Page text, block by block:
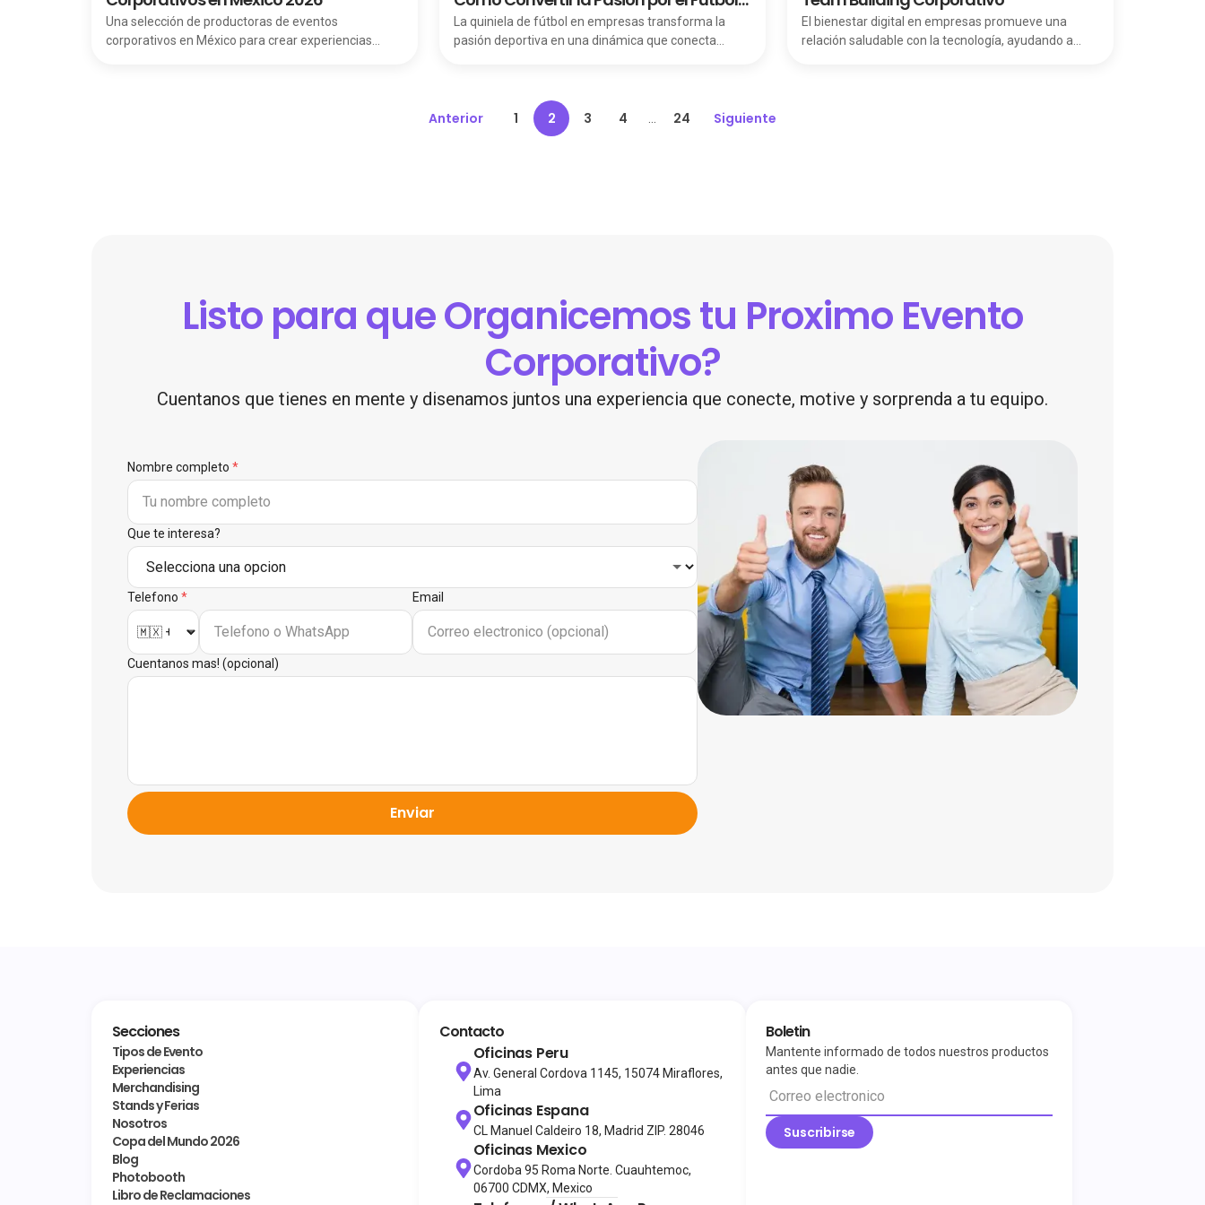
descripción detallada de sus servicios, fortalezas y lo
que las diferencia en el mercado peruano.
proveedor adecuado para tu empresa, en esta guía
reunimos a las mejores empresas de merchandising
corporativo en Lima con una descripción detallada
Una selección de productoras de eventos
corporativos en México para crear experiencias
en Team Building Efectivo
La quiniela de fútbol en empresas transforma la
pasión deportiva en una dinámica que conecta
El bienestar digital en empresas promueve una
relación saludable con la tecnología, ayudando a
Anterior 1 2 3 4 24 Siguiente
Listo para que Organicemos tu Proximo Evento
Corporativo?
Cuentanos que tienes en mente y disenamos juntos una experiencia que conecte, motive y sorprenda a tu equipo.
Nombre completo *
Que te interesa?
Telefono * Email
Cuentanos mas! (opcional)
Enviar
Secciones
Tipos de Evento
Experiencias
Merchandising
Stands y Ferias
Nosotros
Copa del Mundo 2026
Blog
Photobooth
Libro de Reclamaciones
Contacto
Oficinas Peru
Av. General Cordova 1145, 15074 Miraflores,
Lima
Oficinas Espana
CL Manuel Caldeiro 18, Madrid ZIP. 28046
Oficinas Mexico
Cordoba 95 Roma Norte. Cuauhtemoc,
06700 CDMX, Mexico
Boletin
Mantente informado de todos nuestros productos
antes que nadie.
Suscribirse